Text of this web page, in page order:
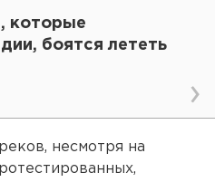
которые
боятся лететь
несмотря на